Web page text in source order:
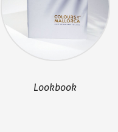
Lookbook